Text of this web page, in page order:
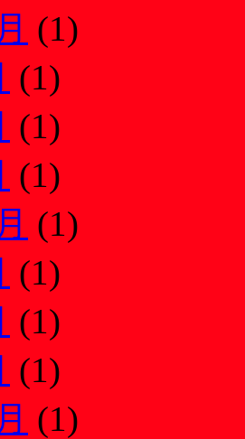
(1)
(1)
(1)
(1)
(1)
(1)
(1)
(1)
(1)